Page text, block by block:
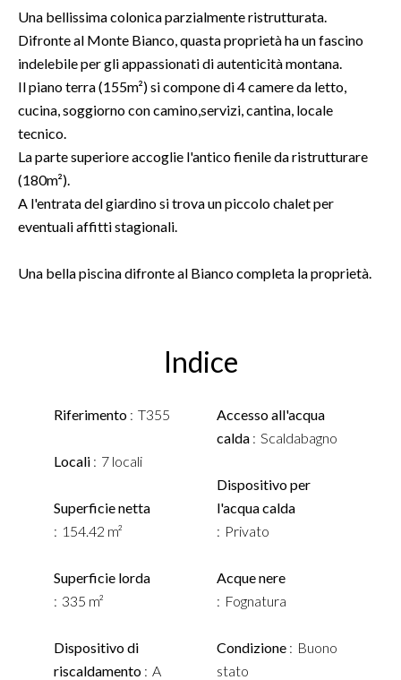
Una bellissima colonica parzialmente ristrutturata.
Difronte al Monte Bianco, quasta proprietà ha un fascino
indelebile per gli appassionati di autenticità montana.
Il piano terra (155m²) si compone di 4 camere da letto,
cucina, soggiorno con camino,servizi, cantina, locale
tecnico.
La parte superiore accoglie l'antico fienile da ristrutturare
(180m²).
A l'entrata del giardino si trova un piccolo chalet per
eventuali affitti stagionali.
Una bella piscina difronte al Bianco completa la proprietà.
Indice
Riferimento T355
Locali 7 locali
Superficie netta
154.42 m²
Superficie lorda
335 m²
Dispositivo di
riscaldamento
A
Accesso all'acqua
calda
Scaldabagno
Dispositivo per
l'acqua calda
Privato
Acque nere
Fognatura
Condizione
Buono
stato